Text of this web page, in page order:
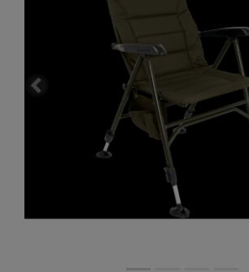
Previous